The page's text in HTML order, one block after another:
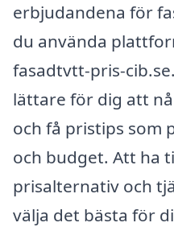
erbjudandena för
du använda
fasadtvtt-pris-
lättare för dig att
och få pristips som
och budget. Att ha
prisalternativ och
välja det bästa för